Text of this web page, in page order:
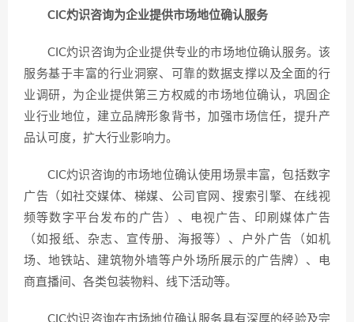
CIC灼识咨询为企业提供市场地位确认服务
CIC灼识咨询为企业提供专业的市场地位确认服务。该
服务基于丰富的行业洞察、可靠的数据支撑以及全面的行
业调研，为企业提供第三方权威的市场地位确认，巩固企
业行业地位，建立品牌形象背书，加强市场信任，提升产
品认可度，扩大行业影响力。
CIC灼识咨询的市场地位确认使用场景丰富，包括数字
广告（如社交媒体、梯媒、公司官网、搜索引擎、在线视
频等数字平台发布的广告）、电视广告、印刷媒体广告
（如报纸、杂志、宣传册、海报等）、户外广告（如机
场、地铁站、建筑物外墙等户外场所展示的广告牌）、电
商直播间、各类包装物料、线下活动等。
CIC灼识咨询在市场地位确认服务具有深厚的经验及完